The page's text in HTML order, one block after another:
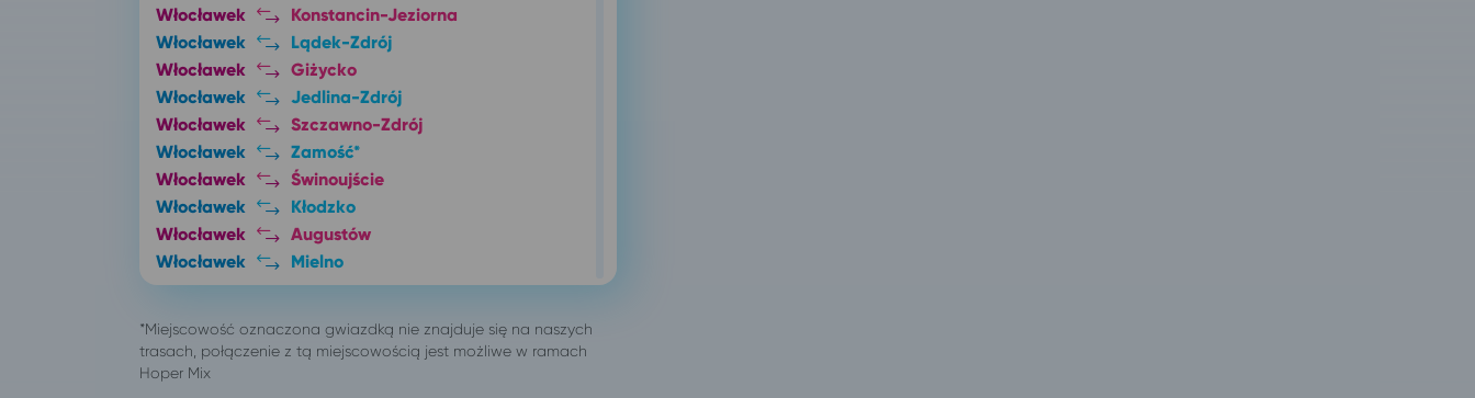
Włocławek
Konstancin-Jeziorna
Włocławek
Lądek-Zdrój
Włocławek
Giżycko
Włocławek
Jedlina-Zdrój
Włocławek
Szczawno-Zdrój
Włocławek
Zamość*
Włocławek
Świnoujście
Włocławek
Kłodzko
Włocławek
Augustów
Włocławek
Mielno
Włocławek
Mikołajki
Włocławek
Kudowa-Zdrój
Włocławek